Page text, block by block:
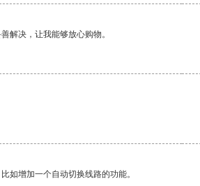
解决，让我能够放心购物。
如增加一个自动切换线路的功能。